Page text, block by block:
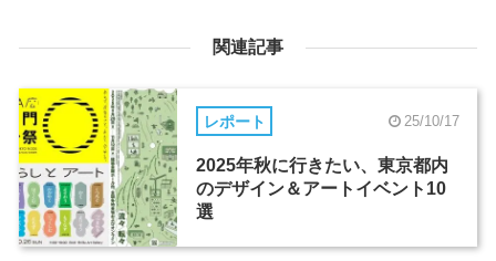
関連記事
レポート 25/10/17
2025年秋に行きたい、東京都内
のデザイン＆アートイベント10
選